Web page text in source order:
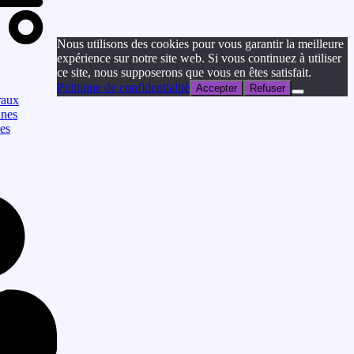
Nous utilisons des cookies pour vous garantir la meilleure
expérience sur notre site web. Si vous continuez à utiliser
ce site, nous supposerons que vous en êtes satisfait.
Politique de confidentialité Accepter Refuser